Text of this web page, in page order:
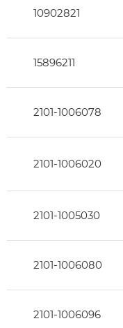
10902821
15896211
2101-1006078
2101-1006020
2101-1005030
2101-1006080
2101-1006096